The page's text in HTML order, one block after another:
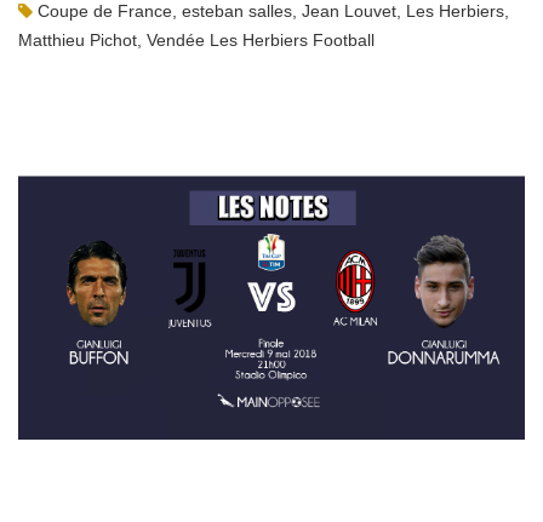
Coupe de France esteban salles Jean Louvet Les Herbiers
Matthieu Pichot Vendée Les Herbiers Football